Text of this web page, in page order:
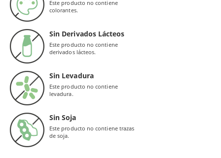
Este producto no contiene
colorantes.
Sin Derivados Lácteos
Este producto no contiene
derivados lácteos.
Sin Levadura
Este producto no contiene
levadura.
Sin Soja
Este producto no contiene trazas
de soja.